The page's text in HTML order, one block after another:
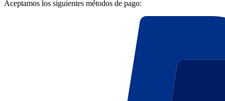
Aceptamos los siguientes métodos de pago: